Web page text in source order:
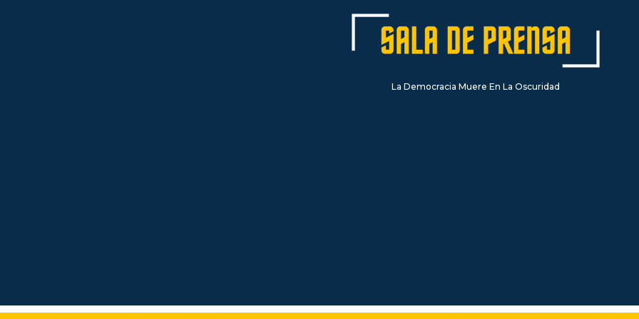
La Democracia Muere En La Oscuridad